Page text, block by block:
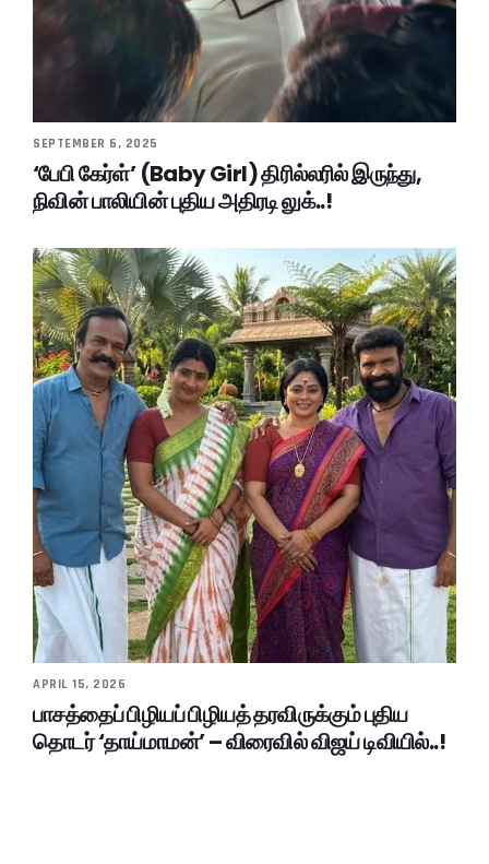
SEPTEMBER 6, 2025
‘பேபி கேர்ள்’ (Baby Girl) திரில்லரில் இருந்து,
நிவின் பாலியின் புதிய அதிரடி லுக்..!
APRIL 15, 2026
பாசத்தைப் பிழியப் பிழியத் தரவிருக்கும் புதிய
தொடர் ‘தாய்மாமன்’ – விரைவில் விஜய் டிவியில்..!